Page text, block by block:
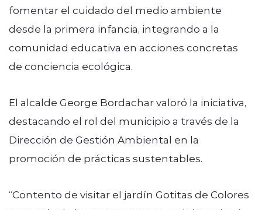
fomentar el cuidado del medio ambiente
desde la primera infancia, integrando a la
comunidad educativa en acciones concretas
de conciencia ecológica.
El alcalde George Bordachar valoró la iniciativa,
destacando el rol del municipio a través de la
Dirección de Gestión Ambiental en la
promoción de prácticas sustentables.
“Contento de visitar el jardín Gotitas de Colores